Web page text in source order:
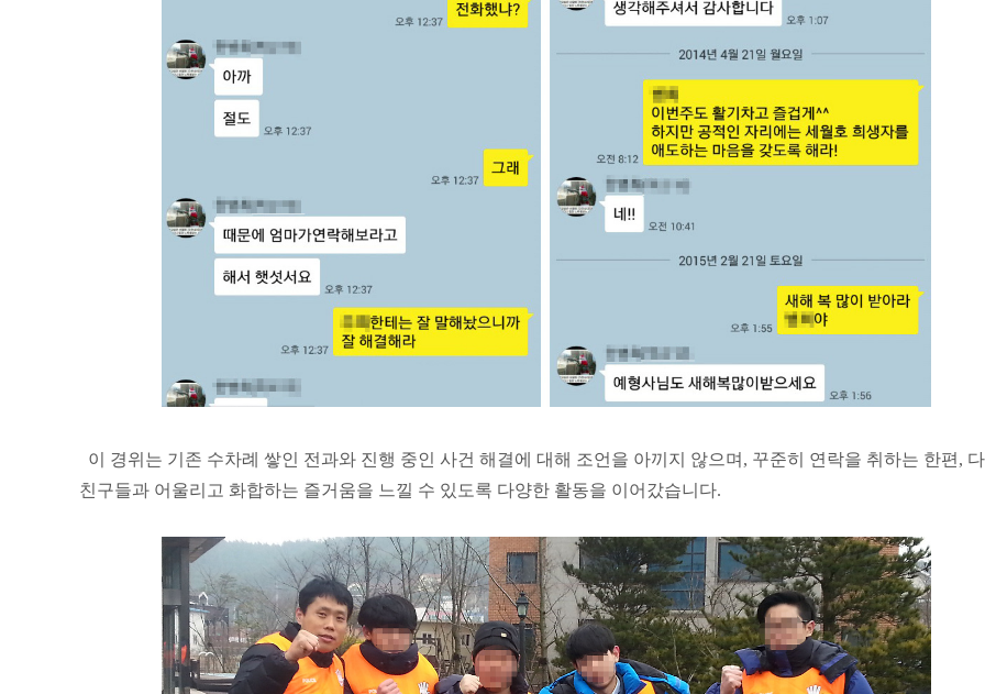
이 경위는 기존 수차례 쌓인 전과와 진행 중인 사건 해결에 대해 조언을 아끼지 않으며, 꾸준히 연락을 취하는 한편,
친구들과 어울리고 화합하는 즐거움을 느낄 수 있도록 다양한 활동을 이어갔습니다.